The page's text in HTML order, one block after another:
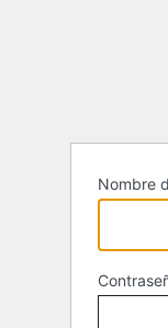
Nombre